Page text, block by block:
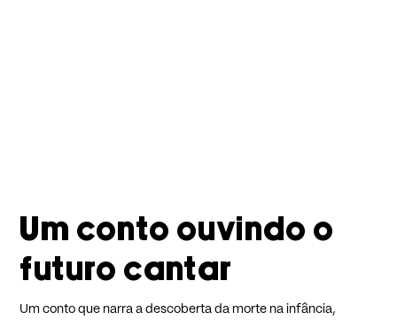
Um conto ouvindo o
futuro cantar
Um conto que narra a descoberta da morte na infância,